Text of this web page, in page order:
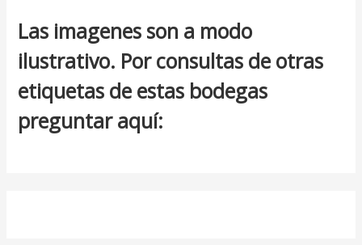
Las imagenes son a modo
ilustrativo. Por consultas de otras
etiquetas de estas bodegas
preguntar aquí: